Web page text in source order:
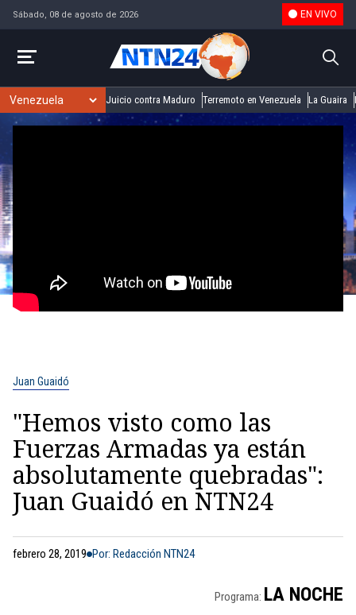
Sábado, 08 de agosto de 2026 EN VIVO
Juicio contra Maduro Terremoto en Venezuela La Guaira
Juan Guaidó
"Hemos visto como las
Fuerzas Armadas ya están
absolutamente quebradas":
Juan Guaidó en NTN24
febrero 28, 2019 Por: Redacción NTN24
Programa: LA NOCHE